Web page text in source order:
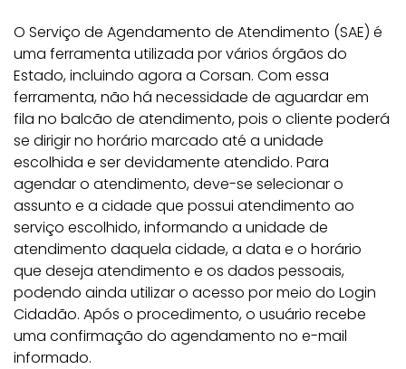
O Serviço de Agendamento de Atendimento (SAE) é
uma ferramenta utilizada por vários órgãos do
Estado, incluindo agora a Corsan. Com essa
ferramenta, não há necessidade de aguardar em
fila no balcão de atendimento, pois o cliente poderá
se dirigir no horário marcado até a unidade
escolhida e ser devidamente atendido. Para
agendar o atendimento, deve-se selecionar o
assunto e a cidade que possui atendimento ao
serviço escolhido, informando a unidade de
atendimento daquela cidade, a data e o horário
que deseja atendimento e os dados pessoais,
podendo ainda utilizar o acesso por meio do Login
Cidadão. Após o procedimento, o usuário recebe
uma confirmação do agendamento no e-mail
informado.